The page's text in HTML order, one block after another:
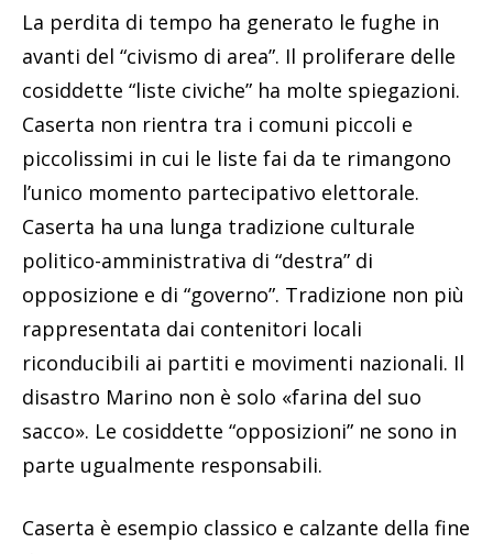
La perdita di tempo ha generato le fughe in
avanti del “civismo di area”. Il proliferare delle
cosiddette “liste civiche” ha molte spiegazioni.
Caserta non rientra tra i comuni piccoli e
piccolissimi in cui le liste fai da te rimangono
l’unico momento partecipativo elettorale.
Caserta ha una lunga tradizione culturale
politico-amministrativa di “destra” di
opposizione e di “governo”. Tradizione non più
rappresentata dai contenitori locali
riconducibili ai partiti e movimenti nazionali. Il
disastro Marino non è solo «farina del suo
sacco». Le cosiddette “opposizioni” ne sono in
parte ugualmente responsabili.
Caserta è esempio classico e calzante della fine